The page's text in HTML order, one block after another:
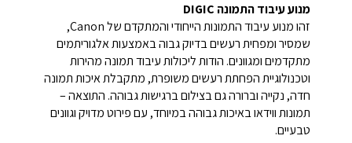
מנוע עיבוד התמונה DIGIC
זהו מנוע עיבוד התמונות הייחודי והמתקדם של Canon,
שמסיר ומפחית רעשים בדיוק גבוה באמצעות אלגוריתמים
מתקדמים ומגוונים. הודות ליכולות עיבוד תמונה מהירות
וטכנולוגיית הפחתת רעשים משופרת, מתקבלת איכות תמונה
חדה, נקייה וברורה גם בצילום ברגישות גבוהה. התוצאה –
תמונות ווידאו באיכות גבוהה במיוחד, עם פירוט מדויק וגוונים
טבעיים.